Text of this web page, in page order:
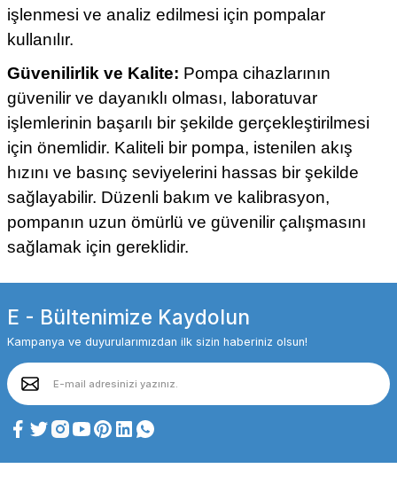
işlenmesi ve analiz edilmesi için pompalar
kullanılır.
Güvenilirlik ve Kalite: Pompa cihazlarının
güvenilir ve dayanıklı olması, laboratuvar
işlemlerinin başarılı bir şekilde gerçekleştirilmesi
için önemlidir. Kaliteli bir pompa, istenilen akış
hızını ve basınç seviyelerini hassas bir şekilde
sağlayabilir. Düzenli bakım ve kalibrasyon,
pompanın uzun ömürlü ve güvenilir çalışmasını
sağlamak için gereklidir.
E - Bültenimize Kaydolun
Kampanya ve duyurularımızdan ilk sizin haberiniz olsun!